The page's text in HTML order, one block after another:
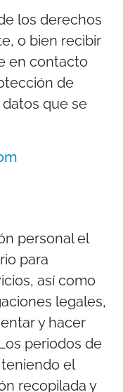
los derechos
o bien recibir
en contacto
de
datos que se
personal el
para
así como
legales,
y hacer
periodos de
el
recopilada y